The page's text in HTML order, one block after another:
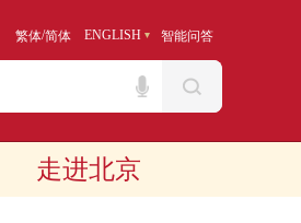
繁体/简体 ENGLISH 智能问答
走进北京